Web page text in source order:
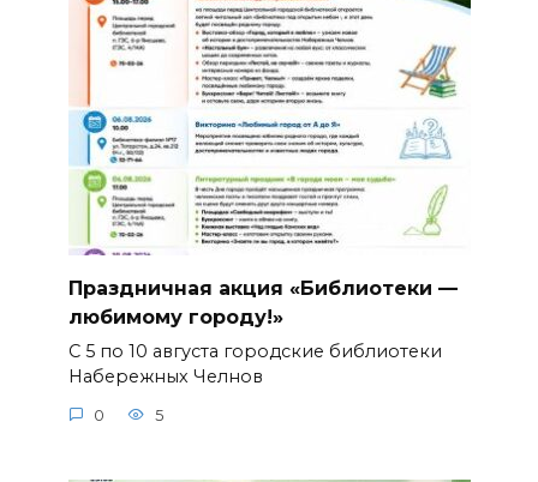
Праздничная акция «Библиотеки —
любимому городу!»
С 5 по 10 августа городские библиотеки
Набережных Челнов
0 5